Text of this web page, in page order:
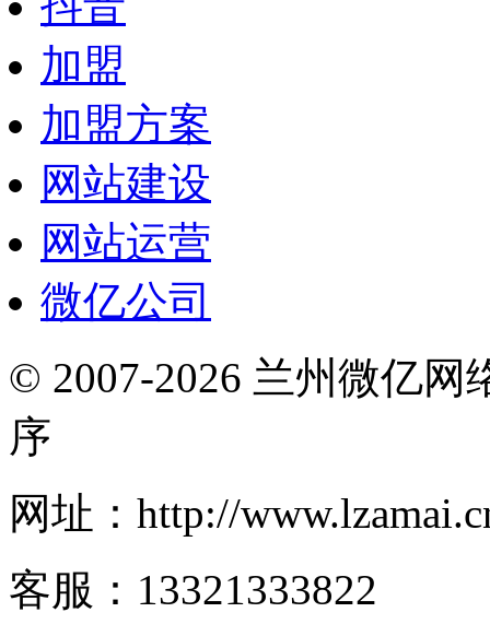
加盟
加盟方案
网站建设
网站运营
微亿公司
© 2007-2026 兰州微亿网
序
网址：http://
客服：13321333822